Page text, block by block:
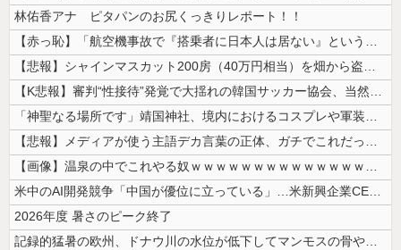
林佑香アナ ピタパンのお尻くっきりレポート！！
【赤っ恥】「航空機事故で『搭乗者に日本人は居ない』という発表は嫌い。人...
【悲報】シャインマスカット200房（40万円相当）を畑から盗んだ男を逮...
【K悲報】審判“性接待”発覚で大揺れの韓国サッカー協会、当然『あの大会...
「神聖なる場所です」靖国神社、境内におけるコスプレや軍装の禁止を発表
【悲報】メディアが使う主語デカ言葉の正体、ガチでこれだったｗｗｗｗ
【画像】温泉の中でこれやる奴ｗｗｗｗｗｗｗｗｗｗｗｗｗｗｗｗ
米中のAI開発競争「中国が優位に立っている」…米新興企業CEOが予測！
2026年度 暑さのピーク終了
記録的猛暑の欧州、ドナウ川の水位が低下してマンモスの骨や沈没したドイツ...